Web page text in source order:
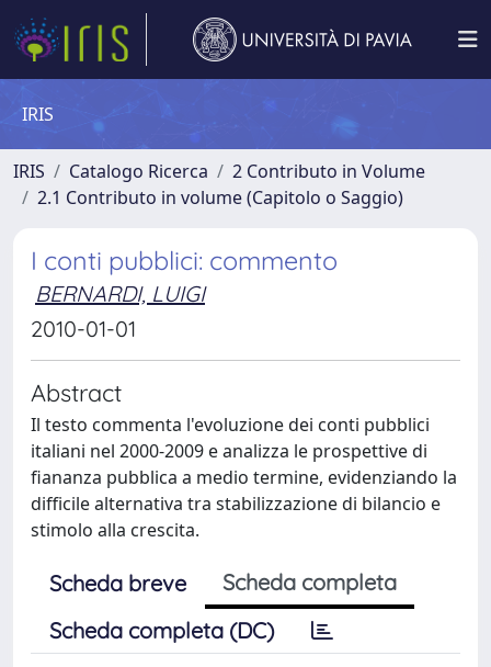
IRIS
IRIS Catalogo Ricerca
2 Contributo in Volume
2.1 Contributo in volume (Capitolo o Saggio)
I conti pubblici: commento
BERNARDI, LUIGI
2010-01-01
Abstract
Il testo commenta l'evoluzione dei conti pubblici
italiani nel 2000-2009 e analizza le prospettive di
fiananza pubblica a medio termine, evidenziando la
difficile alternativa tra stabilizzazione di bilancio e
stimolo alla crescita.
Scheda breve
Scheda completa
Scheda completa (DC)